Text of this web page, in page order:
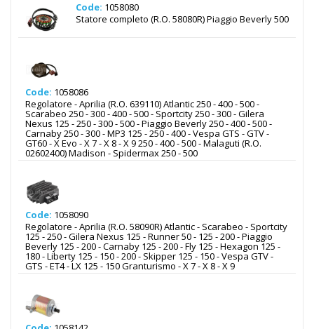
Code: 1058080
Statore completo (R.O. 58080R) Piaggio Beverly 500
Code: 1058086
Regolatore - Aprilia (R.O. 639110) Atlantic 250 - 400 - 500 -
Scarabeo 250 - 300 - 400 - 500 - Sportcity 250 - 300 - Gilera
Nexus 125 - 250 - 300 - 500 - Piaggio Beverly 250 - 400 - 500 -
Carnaby 250 - 300 - MP3 125 - 250 - 400 - Vespa GTS - GTV -
GT60 - X Evo - X 7 - X 8 - X 9 250 - 400 - 500 - Malaguti (R.O.
02602400) Madison - Spidermax 250 - 500
Code: 1058090
Regolatore - Aprilia (R.O. 58090R) Atlantic - Scarabeo - Sportcity
125 - 250 - Gilera Nexus 125 - Runner 50 - 125 - 200 - Piaggio
Beverly 125 - 200 - Carnaby 125 - 200 - Fly 125 - Hexagon 125 -
180 - Liberty 125 - 150 - 200 - Skipper 125 - 150 - Vespa GTV -
GTS - ET4 - LX 125 - 150 Granturismo - X 7 - X 8 - X 9